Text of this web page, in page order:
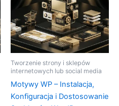
Tworzenie strony i sklepów
internetowych lub social media
Motywy WP – Instalacja,
Konfiguracja i Dostosowanie